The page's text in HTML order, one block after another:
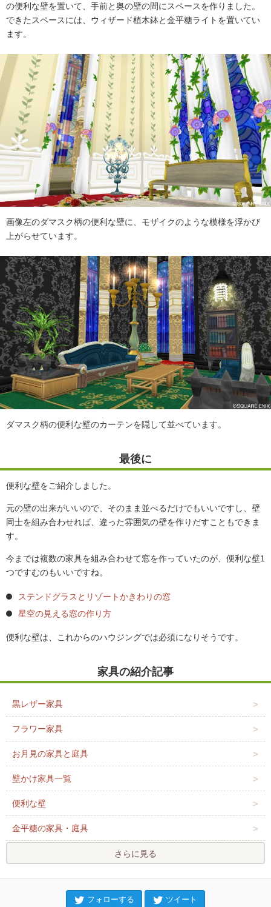
の便利な壁を置いて、手前と奥の壁の間にスペースを作りました。
できたスペースには、ウィザード植木鉢と金平糖ライトを置いてい
ます。
画像左のダマスク柄の便利な壁に、モザイクのような模様を浮かび
上がらせています。
ダマスク柄の便利な壁のカーテンを隠して並べています。
最後に
便利な壁をご紹介しました。
元の壁の出来がいいので、そのまま並べるだけでもいいですし、壁
同士を組み合わせれば、違った雰囲気の壁を作りだすこともできま
す。
今までは複数の家具を組み合わせて窓を作っていたのが、便利な壁1
つですむのもいいですね。
ステンドグラスとリゾートかきわりの窓
星空の見える窓の作り方
便利な壁は、これからのハウジングでは必須になりそうです。
家具の紹介記事
黒レザー家具
フラワー家具
お月見の家具と庭具
壁かけ家具一覧
便利な壁
金平糖の家具・庭具
さらに見る
フォローする ツイート